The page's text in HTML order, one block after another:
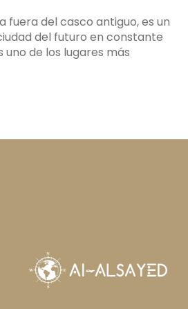
fuera del casco antiguo, es un
del futuro en constante
de los lugares más